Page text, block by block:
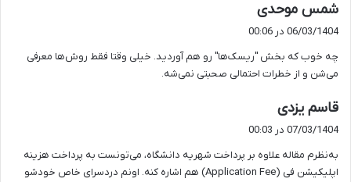
شمس موحدی
ف
06/03/1404 در 00:06
چه خوب که بخش "ریسک‌ها" رو هم آوردید. خیلی وقتا فقط روش‌ها معرفی
می‌شن و از خطرات احتمالی صحبتی نمی‌شه.
قاسم یزدی
:
07/03/1404 در 00:03
به‌نظرم مقاله علاوه بر پرداخت شهریه دانشگاه، می‌تونست به پرداخت هزینه
اپلیکیشن فی (Application Fee) هم اشاره کنه. اونم دردسرای خاص خودشو